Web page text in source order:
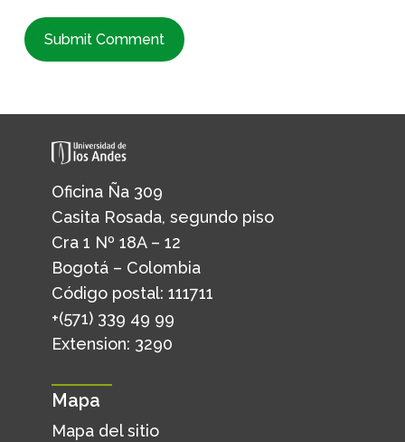
Oficina Ña 309
Casita Rosada, segundo piso
Cra 1 Nº 18A – 12
Bogotá – Colombia
Código postal: 111711
+(571) 339 49 99
Extension: 3290
Mapa
Mapa del sitio